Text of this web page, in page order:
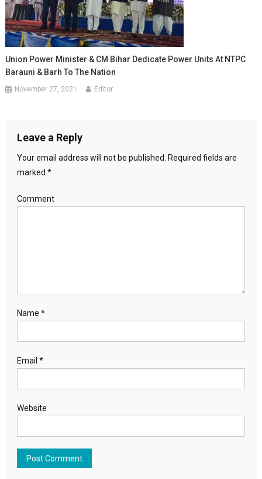
Union Power Minister & CM Bihar Dedicate Power Units At NTPC
Barauni & Barh To The Nation
November 27, 2021 Editor
Leave a Reply
Your email address will not be published. Required fields are
marked *
Comment
Name *
Email *
Website